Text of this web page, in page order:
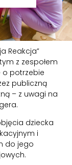
Reakcja”
z zespołem
o potrzebie
publiczną
– z uwagi na
dziecka
i
do jego